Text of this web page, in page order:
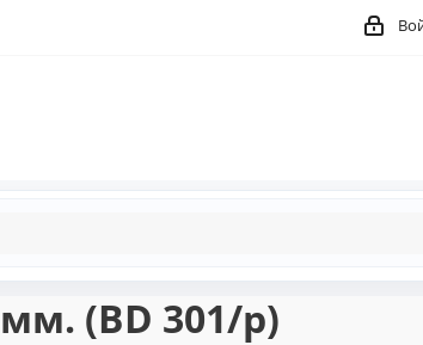
(BD 301/p)